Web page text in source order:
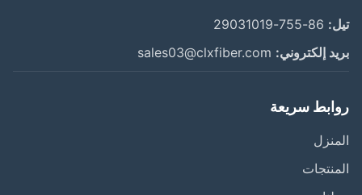
إلكتروني: sales03@clxfiber.com
سريعة